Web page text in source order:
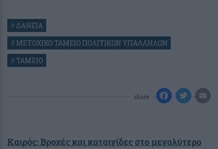
#ΔΑΝΕΙΑ
# ΜΕΤΟΧΙΚΟ ΤΑΜΕΙΟ ΠΟΛΙΤΙΚΩΝ ΥΠΑΛΛΗΛΩΝ
# ΤΑΜΕΙΟ
share
Καιρός: Βροχές και καταιγίδες στο μεγαλύτερο